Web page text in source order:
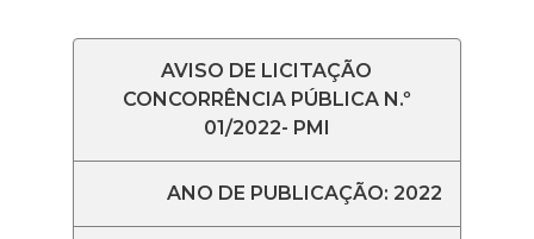
AVISO DE LICITAÇÃO
CONCORRÊNCIA PÚBLICA N.º
01/2022- PMI
ANO DE PUBLICAÇÃO: 2022